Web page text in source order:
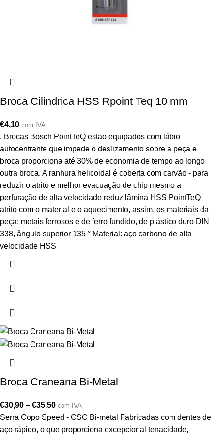
Broca Cilindrica HSS Rpoint Teq 10 mm
€4,10 com IVA
. Brocas Bosch PointTeQ estão equipados com lábio
autocentrante que impede o deslizamento sobre a peça e
broca proporciona até 30% de economia de tempo ao longo
outra broca. A ranhura helicoidal é coberta com carvão - para
reduzir o atrito e melhor evacuação de chip mesmo a
perfuração de alta velocidade reduz lâmina HSS PointTeQ
atrito com o material e o aquecimento, assim, os materiais da
peça: metais ferrosos e de ferro fundido, de plástico duro DIN
338, ângulo superior 135 ° Material: aço carbono de alta
velocidade HSS
Broca Craneana Bi-Metal
€30,90 – €35,50 com IVA
Serra Copo Speed - CSC Bi-metal Fabricadas com dentes de
aço rápido, o que proporciona excepcional tenacidade,